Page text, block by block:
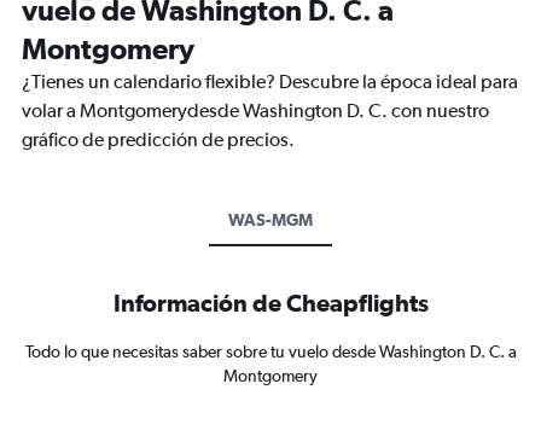
vuelo de Washington D. C. a
Montgomery
¿Tienes un calendario flexible? Descubre la época ideal para
volar a Montgomerydesde Washington D. C. con nuestro
gráfico de predicción de precios.
WAS-MGM
Información de Cheapflights
Todo lo que necesitas saber sobre tu vuelo desde Washington D. C. a
Montgomery